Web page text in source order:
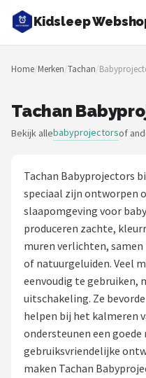
Kidsleep
Zoeken
NAVIGATIE
Merken
Slaaptrainers
Nachtlampjes
Slaaphulpen
Babyprojectors
Shop
POPULAIRE MERKEN
Home/Merken/Tachan/
Tachan
Bekijk allebabyprojectorsof
Tachan Babyprojectors
speciaal zijn ontworpen
slaapomgeving voor
produceren zachte,
muren verlichten,
of natuurgeluiden. Veel
eenvoudig te gebruiken,
uitschakeling. Ze
helpen bij het kalmeren
ondersteunen een
gebruiksvriendelijke
maken Tachan